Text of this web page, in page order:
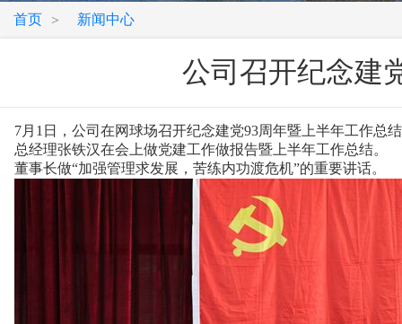
首页 > 新闻中心
公司召开纪念建
7月1日，公司在网球场召开纪念建党93周年暨上半年工作总
总经理张铁汉在会上做党建工作做报告暨上半年工作总结。
董事长做“加强管理求发展，苦练内功渡危机”的重要讲话。